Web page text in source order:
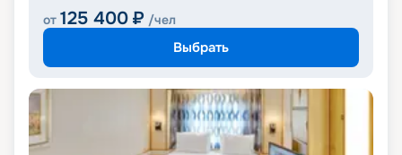
от 125 400 ₽ /чел
Выбрать